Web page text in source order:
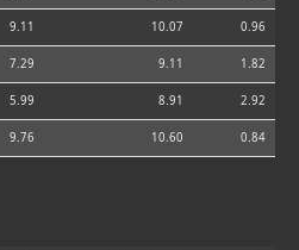
9.11 10.07 0.96
7.29 9.11 1.82
5.99 8.91 2.92
9.76 10.60 0.84